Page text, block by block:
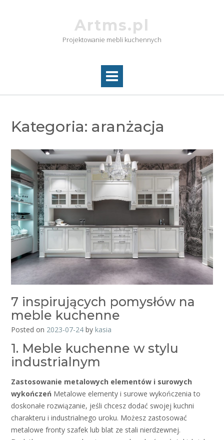
Artms.pl
Projektowanie mebli kuchennych
Kategoria: aranżacja
7 inspirujących pomysłów na
meble kuchenne
Posted on 2023-07-24 by kasia
1. Meble kuchenne w stylu
industrialnym
Zastosowanie metalowych elementów i surowych
wykończeń Metalowe elementy i surowe wykończenia to
doskonałe rozwiązanie, jeśli chcesz dodać swojej kuchni
charakteru i industrialnego uroku. Możesz zastosować
metalowe fronty szafek lub blat ze stali nierdzewnej.